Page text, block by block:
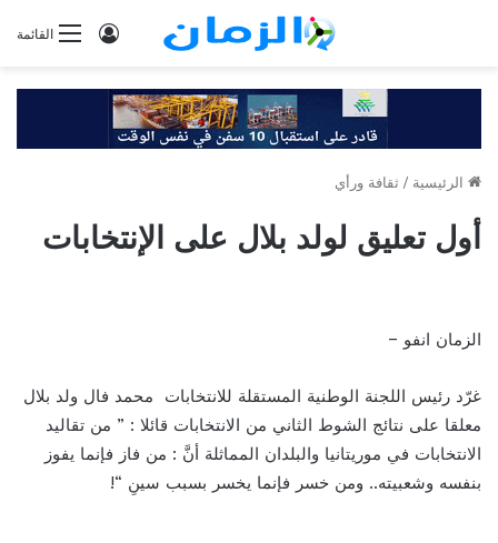
القائمةتسجيل
الرئيسية / ثقافة ورأي
أول تعليق لولد بلال على الإنتخابات
الزمان انفو –
غرّد رئيس اللجنة الوطنية المستقلة للانتخابات محمد فال ولد بلال
معلقا على نتائج الشوط الثاني من الانتخابات قائلا : ” من تقاليد
الانتخابات في موريتانيا والبلدان المماثلة أنَّ : من فاز فإنما يفوز
بنفسه وشعبيته.. ومن خسر فإنما يخسر بسبب سينِ “!